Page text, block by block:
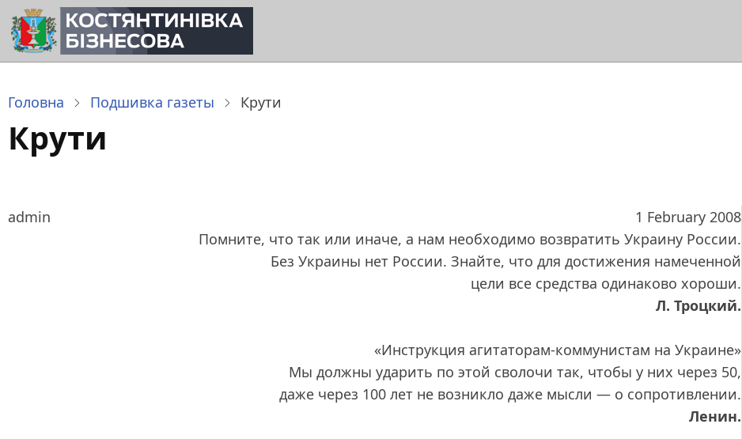
Перейти
до
основного
Головна Подшивка газеты Крути
Крути
admin
1 February 2008
Помните, что так или иначе, а нам необходимо возвратить Украину России.
Без Украины нет России. Знайте, что для достижения намеченной
цели все средства одинаково хороши.
Л. Троцкий.
«Инструкция агитаторам-коммунистам на Украине»
Мы должны ударить по этой сволочи так, чтобы у них через 50,
даже через 100 лет не возникло даже мысли — о сопротивлении.
Ленин.